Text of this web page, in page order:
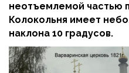
неотъемлемой частью
Колокольня имеет
наклона 10 градусов.